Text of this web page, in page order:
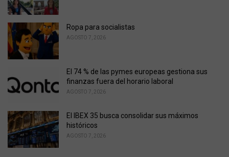
Ropa para socialistas
AGOSTO 7, 2026
El 74 % de las pymes europeas gestiona sus
finanzas fuera del horario laboral
AGOSTO 7, 2026
El IBEX 35 busca consolidar sus máximos
históricos
AGOSTO 7, 2026